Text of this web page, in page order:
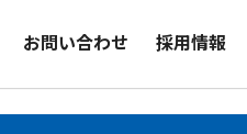
お問い合わせ 採用情報